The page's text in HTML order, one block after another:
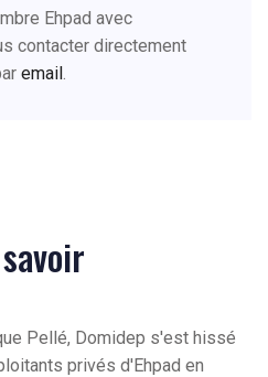
Ehpad avec
contacter directement
email
Pellé, Domidep s'est hissé
privés d'Ehpad en